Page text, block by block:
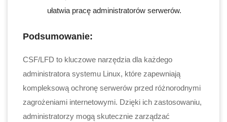
ułatwia pracę administratorów serwerów.
Podsumowanie:
CSF/LFD to kluczowe narzędzia dla każdego
administratora systemu Linux, które zapewniają
kompleksową ochronę serwerów przed różnorodnymi
zagrożeniami internetowymi. Dzięki ich zastosowaniu,
administratorzy mogą skutecznie zarządzać